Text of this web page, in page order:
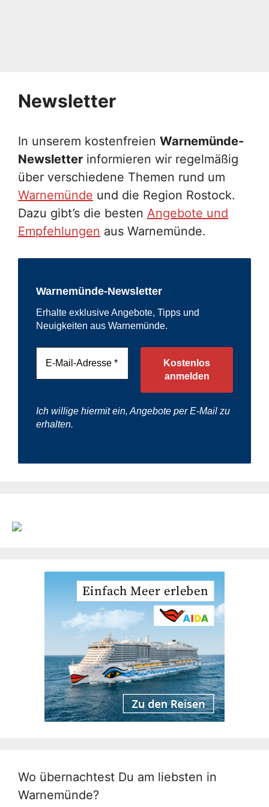
Newsletter
In unserem kostenfreien Warnemünde-
Newsletter informieren wir regelmäßig
über verschiedene Themen rund um
Warnemünde und die Region Rostock.
Dazu gibt’s die besten Angebote und
Empfehlungen aus Warnemünde.
Warnemünde-Newsletter
Erhalte exklusive Angebote, Tipps und
Neuigkeiten aus Warnemünde.
Ich willige hiermit ein, Angebote per E-Mail zu
erhalten.
Wo übernachtest Du am liebsten in
Warnemünde?